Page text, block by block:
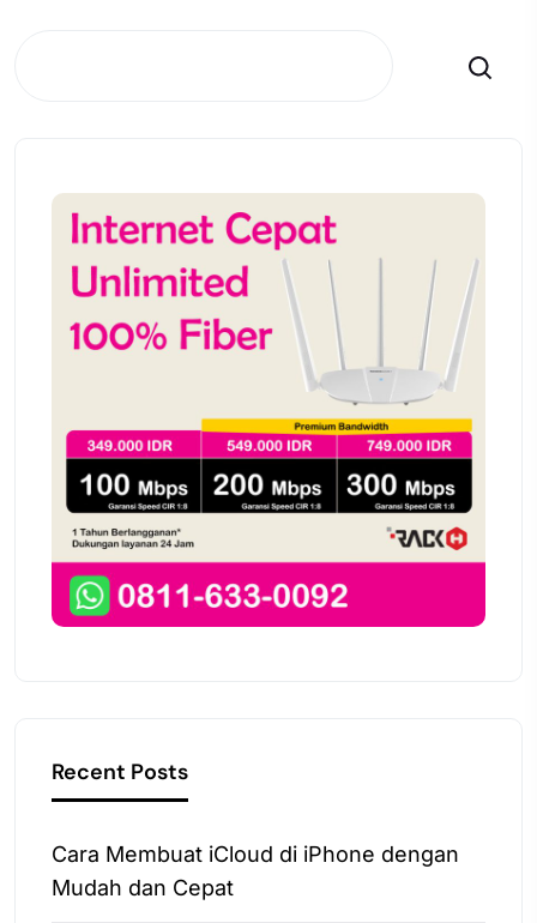
Search
Recent Posts
Cara Membuat iCloud di iPhone dengan
Mudah dan Cepat